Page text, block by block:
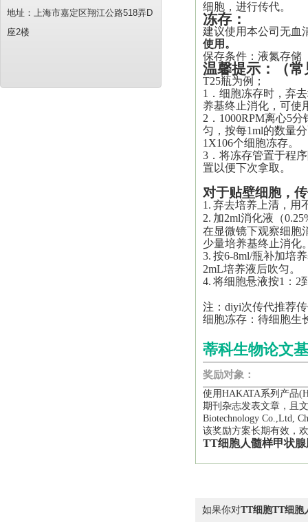
地址：上海市嘉定区翔江公路518弄D
座2楼
细胞，进行传代。
冻存：
建议使用本公司无血
使用。
保存条件：液氮存储
温馨提示 ： （
T25瓶为例；
1．细胞冻存时，弃
养基终止消化，可使
2．1000RPM离心5
匀，按每1ml的数量
1X106个细胞冻存。
3．将冻存管置于程
置以便下次拿取。
对于贴壁细胞，
1. 弃去培养上清，用
2. 加2ml消化液（
在显微镜下观察细胞
少量培养基终止消化
3. 按6-8ml/瓶补加培
2mL培养液后吹匀。
4. 将细胞悬液按1：2
注： diyi次传代推荐
细胞冻存：待细胞生
蒂科生物论文
奖励对象：
使用HAKATA系列产品
期刊杂志发表文章，且
Biotechnology Co.,Ltd,
该奖励方案长期有效，
TT细胞人髓样甲状
如果你对TT细胞TT细胞